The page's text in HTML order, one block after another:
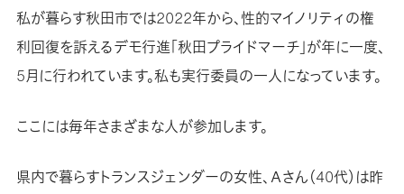
私が暮らす秋田市では2022年から、性的マイノリティの権
利回復を訴えるデモ行進「秋田プライドマーチ」が年に一度、
5月に行われています。私も実行委員の一人になっています。
ここには毎年さまざまな人が参加します。
県内で暮らすトランスジェンダーの女性、Ａさん（40代）は昨